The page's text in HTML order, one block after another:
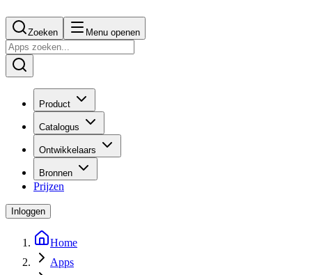
Zoeken Menu openen
Product
Catalogus
Ontwikkelaars
Bronnen
Prijzen
Inloggen
Home
Apps